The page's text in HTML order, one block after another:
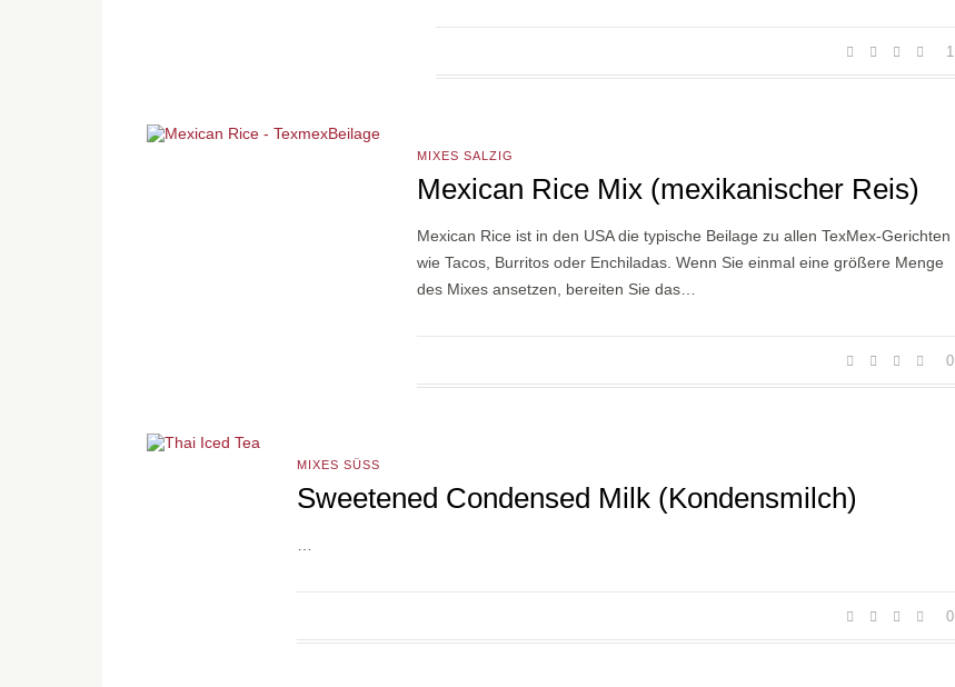
1
MIXES SALZIG
Mexican Rice Mix (mexikanischer Reis)
Mexican Rice ist in den USA die typische Beilage zu allen TexMex-Gerichten
wie Tacos, Burritos oder Enchiladas. Wenn Sie einmal eine größere Menge
des Mixes ansetzen, bereiten Sie das…
0
MIXES SÜSS
Sweetened Condensed Milk (Kondensmilch)
0